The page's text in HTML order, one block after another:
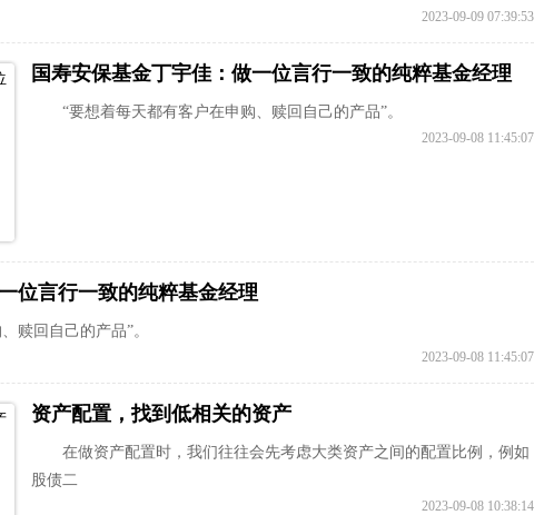
2023-09-09 07:39:53
国寿安保基金丁宇佳：做一位言行一致的纯粹基金经理
“要想着每天都有客户在申购、赎回自己的产品”。
2023-09-08 11:45:07
位言行一致的纯粹基金经理
赎回自己的产品”。
2023-09-08 11:45:07
资产配置，找到低相关的资产
在做资产配置时，我们往往会先考虑大类资产之间的配置比例，例如
股债二
2023-09-08 10:38:14